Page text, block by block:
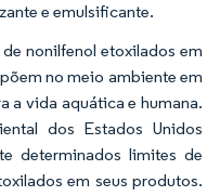
e emulsificante.
nonilfenol etoxilados em
no meio ambiente em
a vida aquática e humana.
dos Estados Unidos
determinados limites de
em seus produtos.